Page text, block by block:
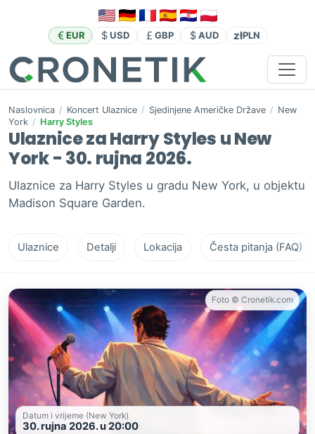
EUR USD GBP AUD złPLN
Naslovnica / Koncert Ulaznice / Sjedinjene Američke Države / New
York / Harry Styles
Ulaznice za Harry Styles u New
York - 30. rujna 2026.
Ulaznice za Harry Styles u gradu New York, u objektu
Madison Square Garden.
Ulaznice Detalji Lokacija Česta pitanja (FAQ)
Foto © Cronetik.com
Datum i vrijeme (New York)
30. rujna 2026. u 20:00